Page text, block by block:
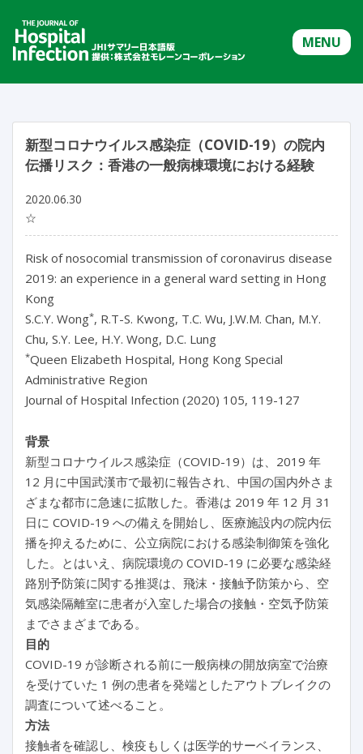
MENU
新型コロナウイルス感染症（COVID-19）の院内
伝播リスク：香港の一般病棟環境における経験
2020.06.30
☆
Risk of nosocomial transmission of coronavirus disease
2019: an experience in a general ward setting in Hong
Kong
S.C.Y. Wong*, R.T-S. Kwong, T.C. Wu, J.W.M. Chan, M.Y.
Chu, S.Y. Lee, H.Y. Wong, D.C. Lung
*Queen Elizabeth Hospital, Hong Kong Special
Administrative Region
Journal of Hospital Infection (2020) 105, 119-127
背景
新型コロナウイルス感染症（COVID-19）は、2019 年
12 月に中国武漢市で最初に報告され、中国の国内外さま
ざまな都市に急速に拡散した。香港は 2019 年 12 月 31
日に COVID-19 への備えを開始し、医療施設内の院内伝
播を抑えるために、公立病院における感染制御策を強化
した。とはいえ、病院環境の COVID-19 に必要な感染経
路別予防策に関する推奨は、飛沫・接触予防策から、空
気感染隔離室に患者が入室した場合の接触・空気予防策
までさまざまである。
目的
COVID-19 が診断される前に一般病棟の開放病室で治療
を受けていた 1 例の患者を発端としたアウトブレイクの
調査について述べること。
方法
接触者を確認し、検疫もしくは医学的サーベイランス、